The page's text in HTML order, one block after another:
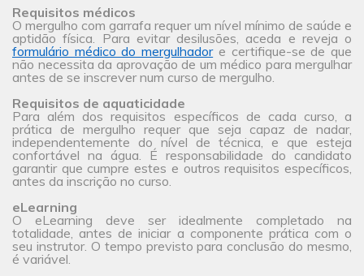
Requisitos médicos
O mergulho com garrafa requer um nível mínimo de saúde e
aptidão física. Para evitar desilusões, aceda e reveja o
formulário médico do mergulhadore certifique-se de que
não necessita da aprovação de um médico para mergulhar
antes de se inscrever num curso de mergulho.
Requisitos de aquaticidade
Para além dos requisitos específicos de cada curso, a
prática de mergulho requer que seja capaz de nadar,
independentemente do nível de técnica, e que esteja
confortável na água. É responsabilidade do candidato
garantir que cumpre estes e outros requisitos específicos,
antes da inscrição no curso.
eLearning
O eLearning deve ser idealmente completado na
totalidade, antes de iniciar a componente prática com o
seu instrutor. O tempo previsto para conclusão do mesmo,
é variável.